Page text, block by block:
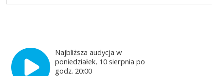
Najbliższa audycja w
poniedziałek, 10 sierpnia po
godz. 20:00